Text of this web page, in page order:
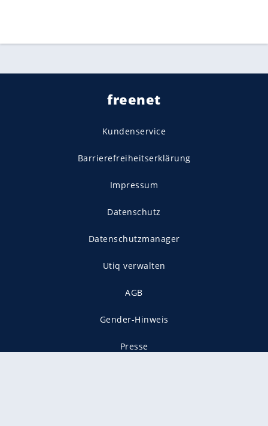
freenet
Kundenservice
Barrierefreiheitserklärung
Impressum
Datenschutz
Datenschutzmanager
Utiq verwalten
AGB
Gender-Hinweis
Presse